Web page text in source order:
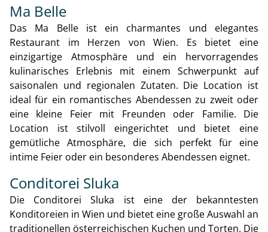
Ma Belle
Das Ma Belle ist ein charmantes und elegantes
Restaurant im Herzen von Wien. Es bietet eine
einzigartige Atmosphäre und ein hervorragendes
kulinarisches Erlebnis mit einem Schwerpunkt auf
saisonalen und regionalen Zutaten. Die Location ist
ideal für ein romantisches Abendessen zu zweit oder
eine kleine Feier mit Freunden oder Familie. Die
Location ist stilvoll eingerichtet und bietet eine
gemütliche Atmosphäre, die sich perfekt für eine
intime Feier oder ein besonderes Abendessen eignet.
Conditorei Sluka
Die Conditorei Sluka ist eine der bekanntesten
Konditoreien in Wien und bietet eine große Auswahl an
traditionellen österreichischen Kuchen und Torten. Die